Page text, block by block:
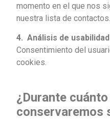
momento en el que nos
nuestra lista de contactos.
4. Análisis de
Consentimiento del
cookies.
¿Durante
conservaremos